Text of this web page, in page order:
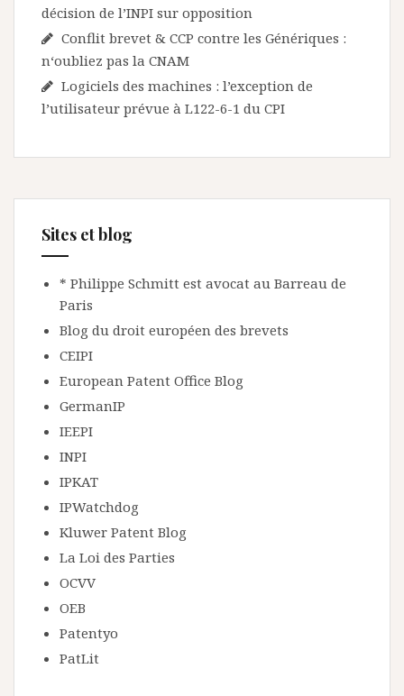
décision de l’INPI sur opposition
Conflit brevet & CCP contre les Génériques :
n‘oubliez pas la CNAM
Logiciels des machines : l’exception de
l’utilisateur prévue à L122-6-1 du CPI
Sites et blog
* Philippe Schmitt est avocat au Barreau de
Paris
Blog du droit européen des brevets
CEIPI
European Patent Office Blog
GermanIP
IEEPI
INPI
IPKAT
IPWatchdog
Kluwer Patent Blog
La Loi des Parties
OCVV
OEB
Patentyo
PatLit